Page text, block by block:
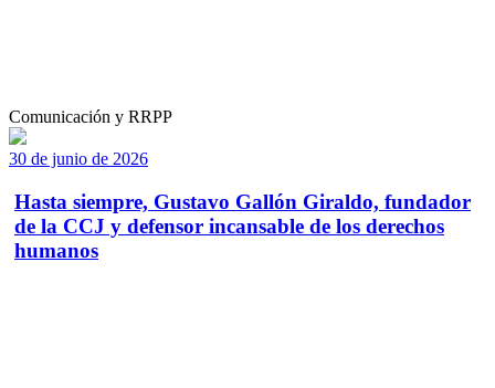
Comunicación y RRPP
30 de junio de 2026
Hasta siempre, Gustavo Gallón Giraldo, fundador
de la CCJ y defensor incansable de los derechos
humanos